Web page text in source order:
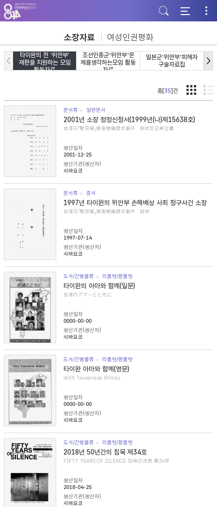
주
메
뉴
가
기
본
문
바
기
하
단
바
기
소장자료 여성인권평화
타이완의 전 ‘위안부’
재판을 지원하는 모임
활동자료
조선인종군'위안부'문
제를생각하는모임 활동
자료
일본군'위안부'피해자
구술자료집
일
총[35]건
문서류 일반문서
2001년 소장 정정신청서(1999년(나)제15638호)
台湾元「慰安婦」損害賠償請求事件 訴状訂正申立書
생산일자
2001-12-25
생산기관(생산자)
시바요코
문서류 증서
1997년 타이완의 위안부 손해배상 사죄 청구사건 소장
台湾元「慰安婦」損害賠償請求事件 訴状
생산일자
1997-07-14
생산기관(생산자)
시바요코
도서/간행물류 리플렛/팜플렛
타이완의 아마와 함께(일문)
台湾のアマーとともに
생산일자
0000-00-00
생산기관(생산자)
시바요코
도서/간행물류 리플렛/팜플렛
타이완 아마와 함께(영문)
With Taiwanese Ahmas
생산일자
0000-00-00
생산기관(생산자)
시바요코
도서/간행물류 리플렛/팜플렛
2018년 50년간의 침묵 제34호
FIFTY YEARS OF SILENCE 50年の沈黙 第34号
생산일자
2018-04-25
생산기관(생산자)
시바요코